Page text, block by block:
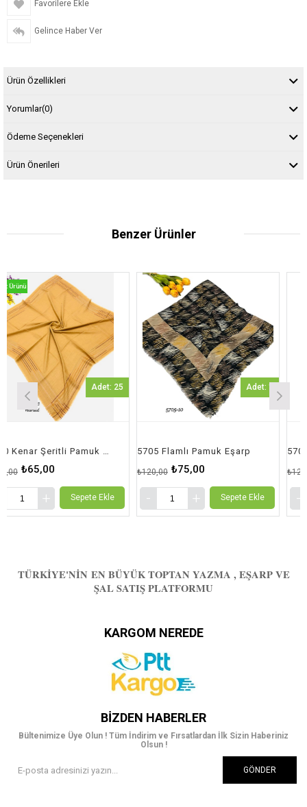
Favorilere Ekle
Gelince Haber Ver
Ürün Özellikleri
Yorumlar(0)
Ödeme Seçenekleri
Ürün Önerileri
Benzer Ürünler
5560 Kenar Şeritli Pamuk Eşarp
Adet: 25
Sepete Ekle
5705 Flamlı Pamuk Eşarp
₺75,00
₺120,00
Adet: 1
Sepete Ekle
5705
₺120,00
TÜRKIYE'NIN EN BÜYÜK TOPTAN YAZMA , EŞARP VE
ŞAL SATIŞ PLATFORMU
KARGOM NEREDE
BIZDEN HABERLER
Bültenimize Üye Olun ! Tüm İndirim ve Fırsatlardan İlk Sizin Haberiniz
Olsun !
GÖNDER